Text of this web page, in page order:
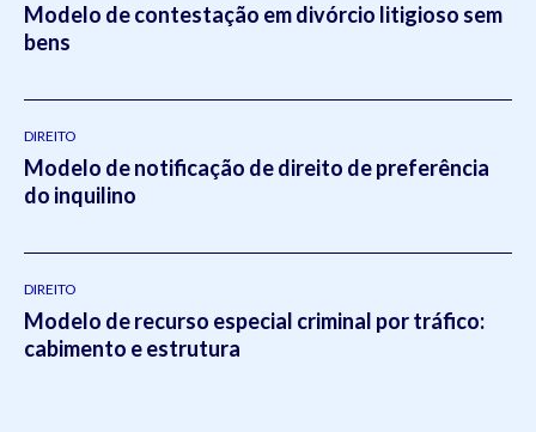
Modelo de contestação em divórcio litigioso sem
bens
DIREITO
Modelo de notificação de direito de preferência
do inquilino
DIREITO
Modelo de recurso especial criminal por tráfico:
cabimento e estrutura